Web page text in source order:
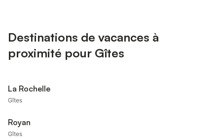
Destinations de vacances à
proximité pour Gîtes
La Rochelle
Gîtes
Royan
Gîtes